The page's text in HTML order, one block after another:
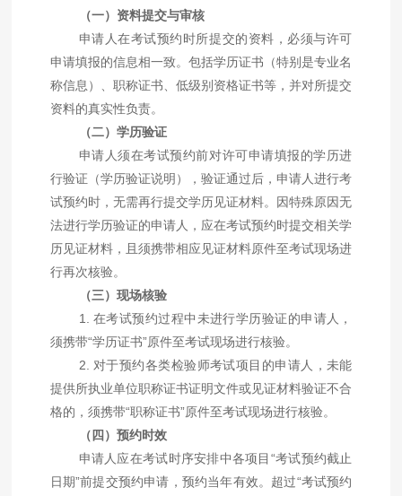
（一）资料提交与审核
申请人在考试预约时所提交的资料，必须与许可
申请填报的信息相一致。包括学历证书（特别是专业名
称信息）、职称证书、低级别资格证书等，并对所提交
资料的真实性负责。
（二）学历验证
申请人须在考试预约前对许可申请填报的学历进
行验证（学历验证说明），验证通过后，申请人进行考
试预约时，无需再行提交学历见证材料。因特殊原因无
法进行学历验证的申请人，应在考试预约时提交相关学
历见证材料，且须携带相应见证材料原件至考试现场进
行再次核验。
（三）现场核验
1. 在考试预约过程中未进行学历验证的申请人，
须携带“学历证书”原件至考试现场进行核验。
2. 对于预约各类检验师考试项目的申请人，未能
提供所执业单位职称证书证明文件或见证材料验证不合
格的，须携带“职称证书”原件至考试现场进行核验。
（四）预约时效
申请人应在考试时序安排中各项目 “考试预约截止
日期”前提交预约申请，预约当年有效。超过“考试预约